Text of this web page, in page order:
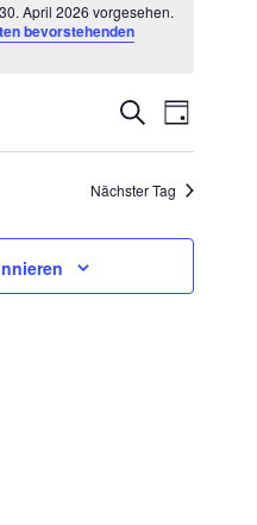
April 2026 vorgesehen.
bevorstehenden
SUCHE
UND
Suche
Tag
Nächster Tag